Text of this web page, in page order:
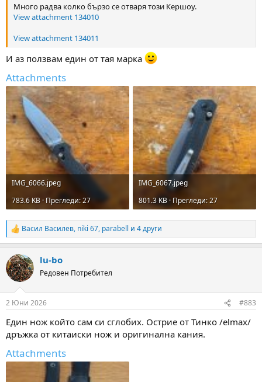
Много радва колко бързо се отваря този Кершоу.
View attachment 134010
View attachment 134011
И аз ползвам един от тая марка
Attachments
IMG_6066.jpeg
783.6 KB · Прегледи: 27
IMG_6067.jpeg
801.3 KB · Прегледи: 27
R
e
c
t
i
s
Васил Василев, niki 67, parabell и 4 други
lu-bo
Редовен Потребител
2 Юни 2026 #883
Един нож който сам си сглобих. Острие от Тинко /elmax/
дръжка от китаиски нож и оригинална кания.
Attachments